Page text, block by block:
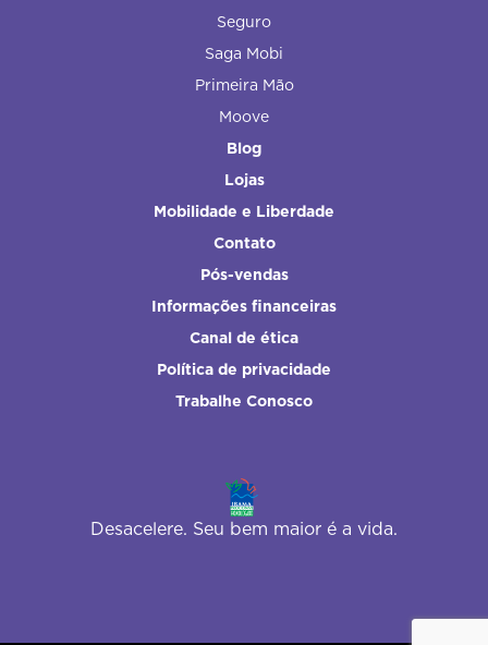
Seguro
Saga Mobi
Primeira Mão
Moove
Blog
Lojas
Mobilidade e Liberdade
Contato
Pós-vendas
Informações financeiras
Canal de ética
Política de privacidade
Trabalhe Conosco
Desacelere. Seu bem maior é a vida.